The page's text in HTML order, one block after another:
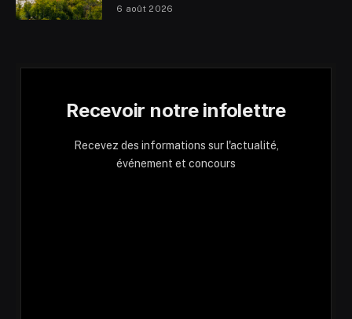
6 août 2026
Recevoir notre infolettre
Recevez des informations sur l'actualité,
événement et concours